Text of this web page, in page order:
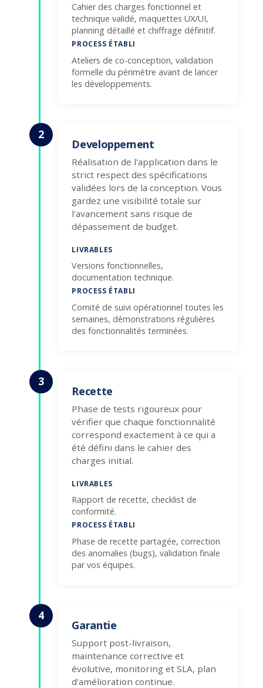
Cahier des charges fonctionnel et
technique validé, maquettes UX/UI,
planning détaillé et chiffrage définitif.
PROCESS ÉTABLI
Ateliers de co-conception, validation
formelle du périmètre avant de lancer
les développements.
2
Developpement
Réalisation de l'application dans le
strict respect des spécifications
validées lors de la conception. Vous
gardez une visibilité totale sur
l'avancement sans risque de
dépassement de budget.
LIVRABLES
Versions fonctionnelles,
documentation technique.
PROCESS ÉTABLI
Comité de suivi opérationnel toutes les
semaines, démonstrations régulières
des fonctionnalités terminées.
Recette
Phase de tests rigoureux pour
vérifier que chaque fonctionnalité
correspond exactement à ce qui a
été défini dans le cahier des
charges initial.
LIVRABLES
Rapport de recette, checklist de
conformité.
PROCESS ÉTABLI
Phase de recette partagée, correction
des anomalies (bugs), validation finale
par vos équipes.
3
4
Garantie
Support post-livraison,
maintenance corrective et
évolutive, monitoring et SLA, plan
d'amélioration continue.